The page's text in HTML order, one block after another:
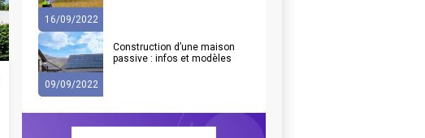
16/09/2022
09/09/2022
Construction d’une maison
passive : infos et modèles